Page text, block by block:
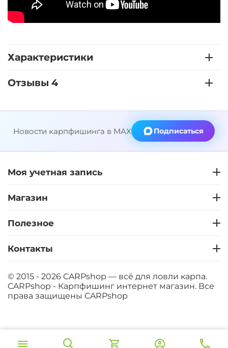
Характеристики
Отзывы 4
Новости карпфишинга в MAX Подписаться
Моя учетная запись
Магазин
Полезное
Контакты
© 2015 - 2026 CARPshop — всё для ловли карпа.
CARPshop - Карпфишинг интернет магазин. Все
права защищены CARPshop
‍8 067‍ В корзину